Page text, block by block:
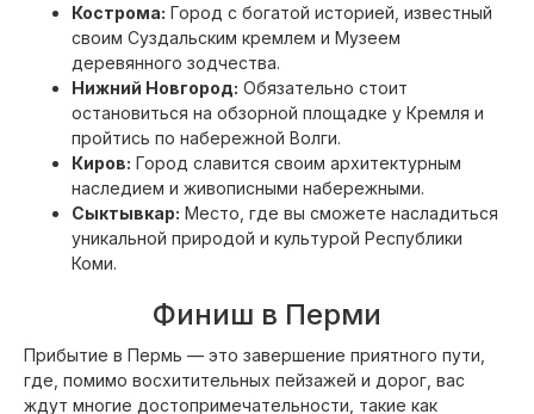
Кострома: Город с богатой историей, известный
своим Суздальским кремлем и Музеем
деревянного зодчества.
Нижний Новгород: Обязательно стоит
остановиться на обзорной площадке у Кремля и
пройтись по набережной Волги.
Киров: Город славится своим архитектурным
наследием и живописными набережными.
Сыктывкар: Место, где вы сможете насладиться
уникальной природой и культурой Республики
Коми.
Финиш в Перми
Прибытие в Пермь — это завершение приятного пути,
где, помимо восхитительных пейзажей и дорог, вас
ждут многие достопримечательности, такие как